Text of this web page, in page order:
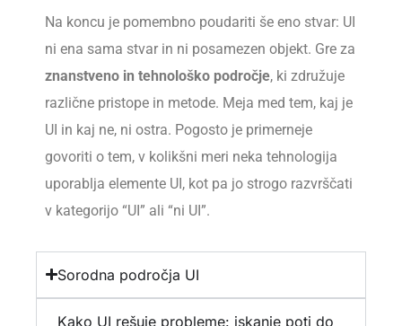
Na koncu je pomembno poudariti še eno stvar: UI
ni ena sama stvar in ni posamezen objekt. Gre za
znanstveno in tehnološko področje, ki združuje
različne pristope in metode. Meja med tem, kaj je
UI in kaj ne, ni ostra. Pogosto je primerneje
govoriti o tem, v kolikšni meri neka tehnologija
uporablja elemente UI, kot pa jo strogo razvrščati
v kategorijo “UI” ali “ni UI”.
Sorodna področja UI
Kako UI rešuje probleme: iskanje poti do